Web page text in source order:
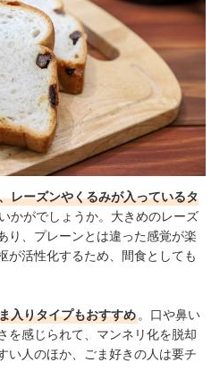
レーズンやくるみが入っているタ
いかがでしょうか。大きめのレーズ
り、プレーンとは違った感覚が楽
が活性化するため、間食としても
入りタイプもおすすめ 。口や鼻い
を感じられて、マンネリ化を脱却
い人のほか、ごま好きの人は要チ